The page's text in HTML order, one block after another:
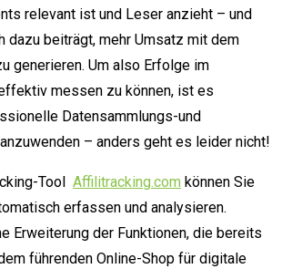
relevant ist und Leser anzieht – und
dazu beiträgt, mehr Umsatz mit dem
generieren. Um also Erfolge im
messen zu können, ist es
Datensammlungs-und
– anders geht es leider nicht!
Tool Affilitracking.com können Sie
erfassen und analysieren.
Erweiterung der Funktionen, die bereits
führenden Online-Shop für digitale